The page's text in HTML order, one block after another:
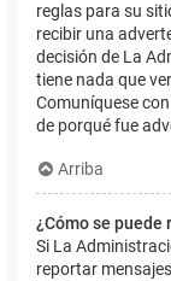
reglas para su
recibir una
decisión de La
tiene nada que
Comuníquese
de porqué fue
Arriba
¿Cómo se puede
Si La
reportar